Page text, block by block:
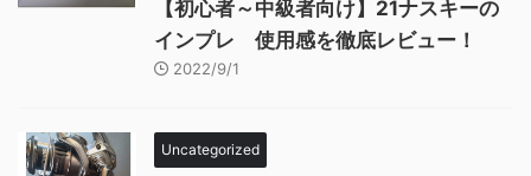
【初心者～中級者向け】21ナスキーの
インプレ 使用感を徹底レビュー！
2022/9/1
Uncategorized